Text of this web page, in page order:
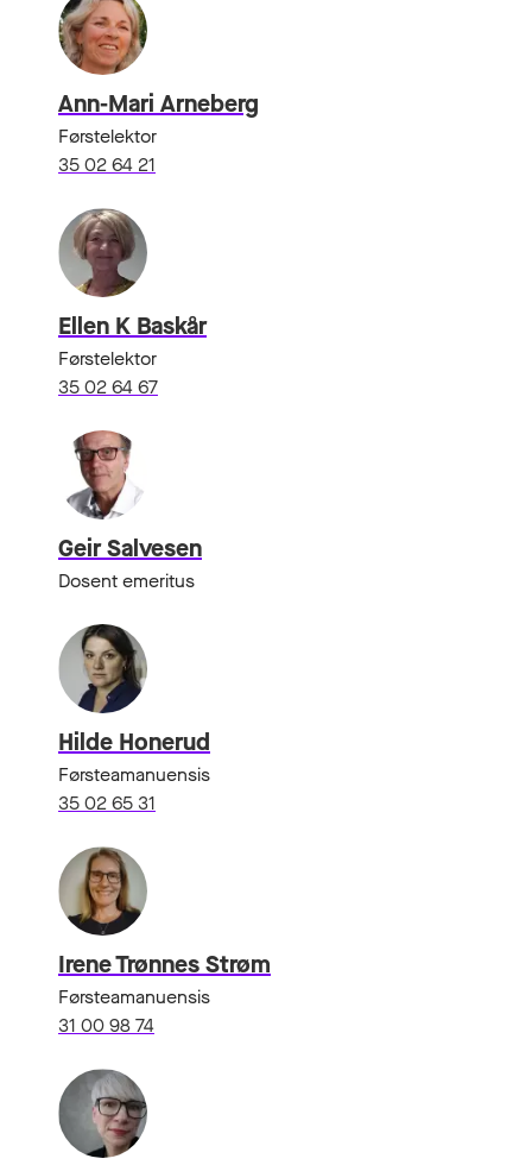
Ann-Mari Arneberg
Førstelektor
35 02 64 21
Ellen K Baskår
Førstelektor
35 02 64 67
Geir Salvesen
Dosent emeritus
Hilde Honerud
Førsteamanuensis
35 02 65 31
Irene Trønnes Strøm
Førsteamanuensis
31 00 98 74